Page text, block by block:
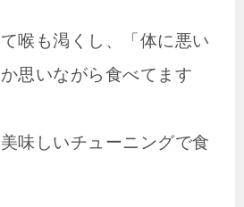
喉も渇くし、「体に悪い
思いながら食べてます
味しいチューニングで食